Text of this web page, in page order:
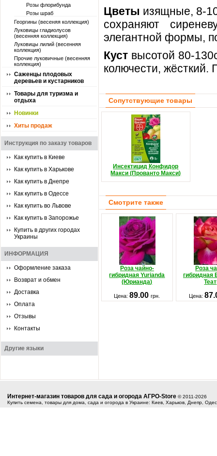
Розы флорибунда
Розы шраб
Георгины (весеняя коллекция)
Луковицы гладиолусов
(весенняя коллекция)
Луковицы лилий (весенняя
коллекция)
Прочие луковичные (весенняя
коллекция)
Саженцы плодовых
деревьев и кустарников
Товары для туризма и
отдыха
Новинки
Хиты продаж
Инструкция по заказу товаров
Как купить в Киеве
Как купить в Харькове
Как купить в Днепре
Как купить в Одессе
Как купить во Львове
Как купить в Запорожье
Купить в других городах
Украины
ИНФОРМАЦИЯ
Оформление заказа
Возврат и обмен
Доставка
Оплата
Отзывы
Контакты
Другие языки
Цветы изящные, 8-
сохраняют
элегантной формы,
Куст высотой 80-
колючести, жёсткий.
Сопутствующие товары
Инсектицид Конфидор
Макси (Прованто Макси)
Смотрите также
Роза чайно-
гибридная Yurianda
(Юрианда)
Роза
гибридная
Цена:89.00грн. Цена:
Интернет-магазин товаров для сада и огорода АГРО-Store © 2011-2026
Купить семена, товары для дома, сада и огорода в Украине: Киев, Харьков, Днепр,